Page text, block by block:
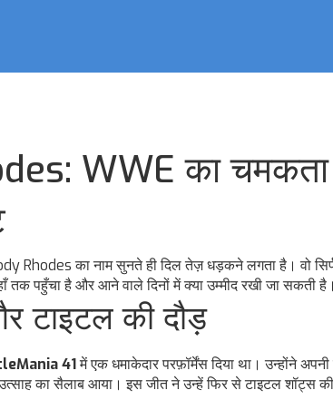
WWE का
Rhodes का नाम सुनते ही दिल तेज़ धड़कने लगता है। वो
तक पहुँचा है और आने वाले दिनों में क्या उम्मीद रखी जा सकती है।
टाइटल की दौड़
41में एक धमाकेदार परफ़ॉर्मेंस दिया था। उन्होंने
का सैलाब आया। इस जीत ने उन्हें फिर से टाइटल शॉट्स